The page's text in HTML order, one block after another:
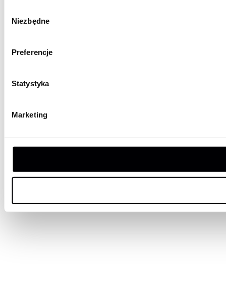
zgody
Niezbędne
Preferencje
Statystyka
Marketing